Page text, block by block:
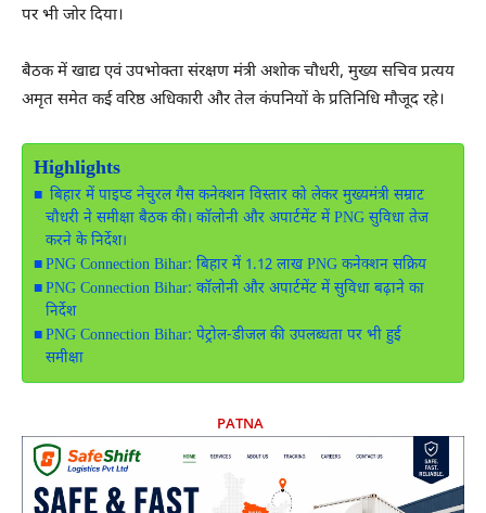
पर भी जोर दिया।
बैठक में खाद्य एवं उपभोक्ता संरक्षण मंत्री अशोक चौधरी, मुख्य सचिवप्रत्यय
अमृत समेत कई वरिष्ठ अधिकारी और तेल कंपनियों के प्रतिनिधि मौजूद रहे।
Highlights
बिहार में पाइप्ड नेचुरल गैस कनेक्शन विस्तार को लेकर मुख्यमंत्री सम्राट
चौधरी ने समीक्षा बैठक की। कॉलोनी और अपार्टमेंट में PNG सुविधा तेज
करने के निर्देश।
PNG Connection Bihar: बिहार में 1.12 लाख PNG कनेक्शन सक्रिय
PNG Connection Bihar: कॉलोनी और अपार्टमेंट में सुविधा बढ़ाने का
निर्देश
PNG Connection Bihar: पेट्रोल-डीजल की उपलब्धता पर भी हुई
समीक्षा
PATNA